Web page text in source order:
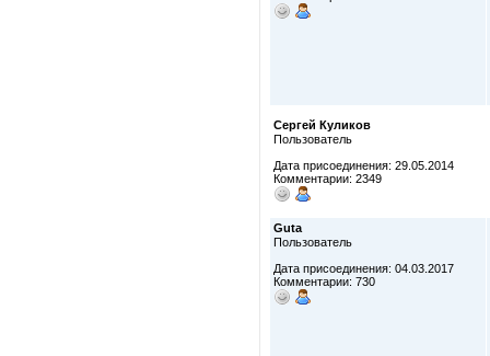
Сергей Куликов
Пользователь
Дата присоединения: 29.05.2014
Комментарии: 2349
Guta
Пользователь
Дата присоединения: 04.03.2017
Комментарии: 730